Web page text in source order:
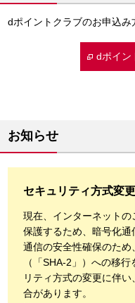
dポイントクラブのお申込み
dポイン
お知らせ
セキュリティ方式変
現在、インターネット
保護するため、暗号化
通信の安全性確保のた
（「SHA-2」）への移
リティ方式の変更に伴
合があります。